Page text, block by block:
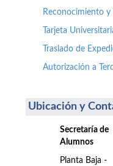
Reconocimiento y
Tarjeta
Traslado de
Autorización a
Ubicación y
Secretaría de
Alumnos
Planta Baja -